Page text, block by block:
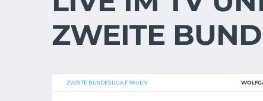
ZWEITE
ZWEITE BUNDESLIGA FRAUEN